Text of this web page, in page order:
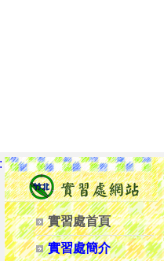
實習處首頁
實習處簡介